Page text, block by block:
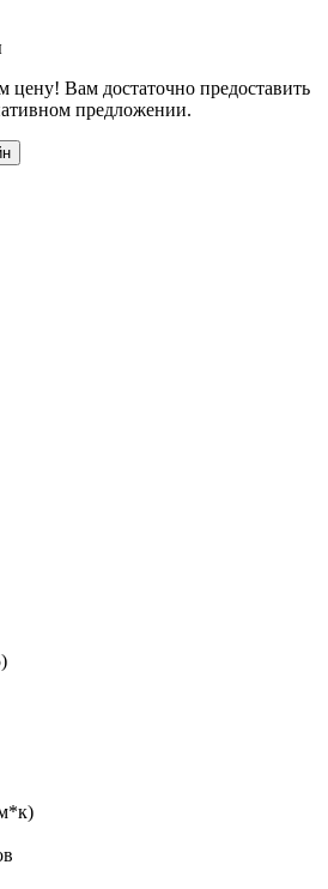
Вам достаточно предоставить
предложении.